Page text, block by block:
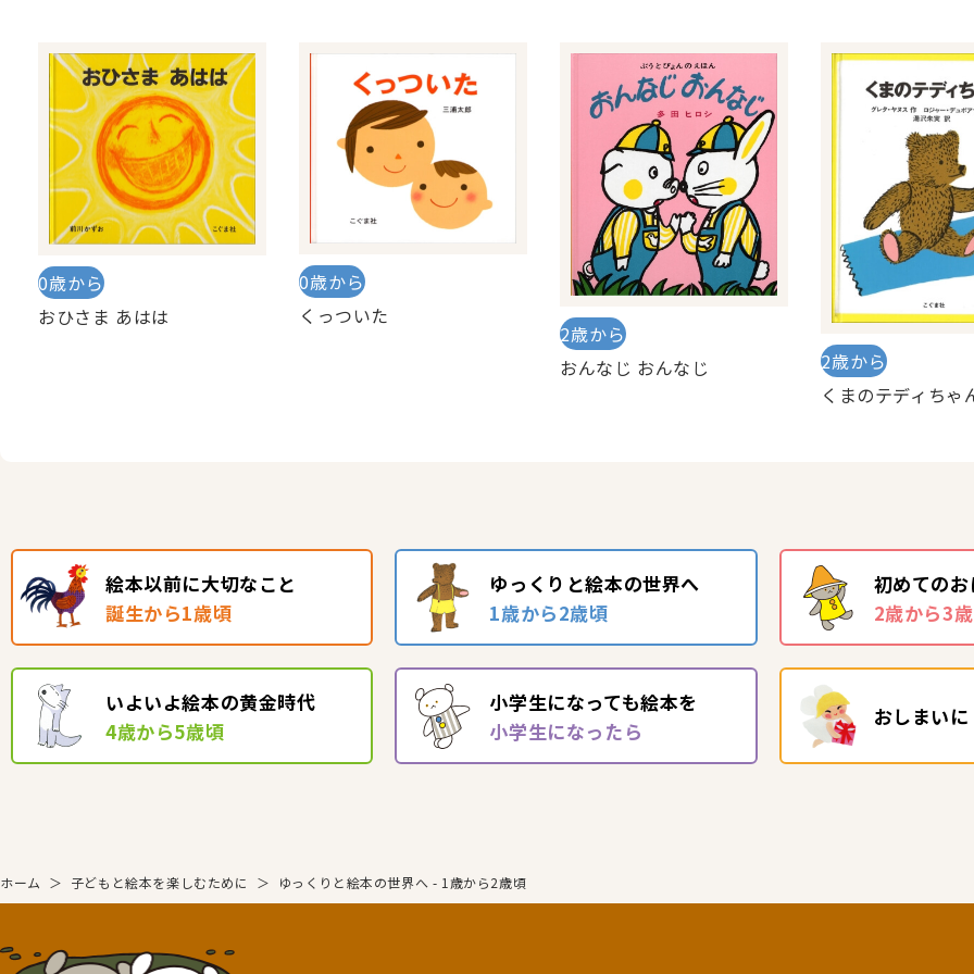
0歳から
おひさま あはは
0歳から
くっついた
2歳から
おんなじ おんなじ
2歳から
くまのテディちゃ
絵本以前に大切なこと
誕生から1歳頃
ゆっくりと絵本の世界へ
1歳から2歳頃
初めての
2歳から3
いよいよ絵本の黄金時代
4歳から5歳頃
小学生になっても絵本を
小学生になったら
おしまいに
ホーム ＞ 子どもと絵本を楽しむために ＞ ゆっくりと絵本の世界へ - 1歳から2歳頃